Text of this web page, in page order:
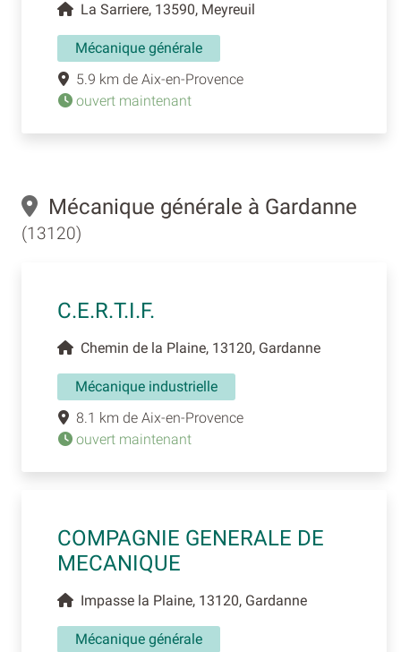
La Sarriere, 13590, Meyreuil
Mécanique générale
5.9 km de Aix-en-Provence
ouvert maintenant
Mécanique générale à Gardanne
(13120)
C.E.R.T.I.F.
Chemin de la Plaine, 13120, Gardanne
Mécanique industrielle
8.1 km de Aix-en-Provence
ouvert maintenant
COMPAGNIE GENERALE DE
MECANIQUE
Impasse la Plaine, 13120, Gardanne
Mécanique générale